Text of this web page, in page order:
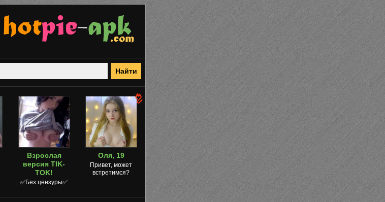
Взрослая
версия TIK-
TOK!
✅Без цензуры✅
Оля, 19
Привет, может
встретимся?